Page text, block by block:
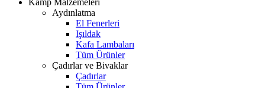
Kamp Malzemeleri
Aydınlatma
El Fenerleri
Işıldak
Kafa Lambaları
Tüm Ürünler
Çadırlar ve Bivaklar
Çadırlar